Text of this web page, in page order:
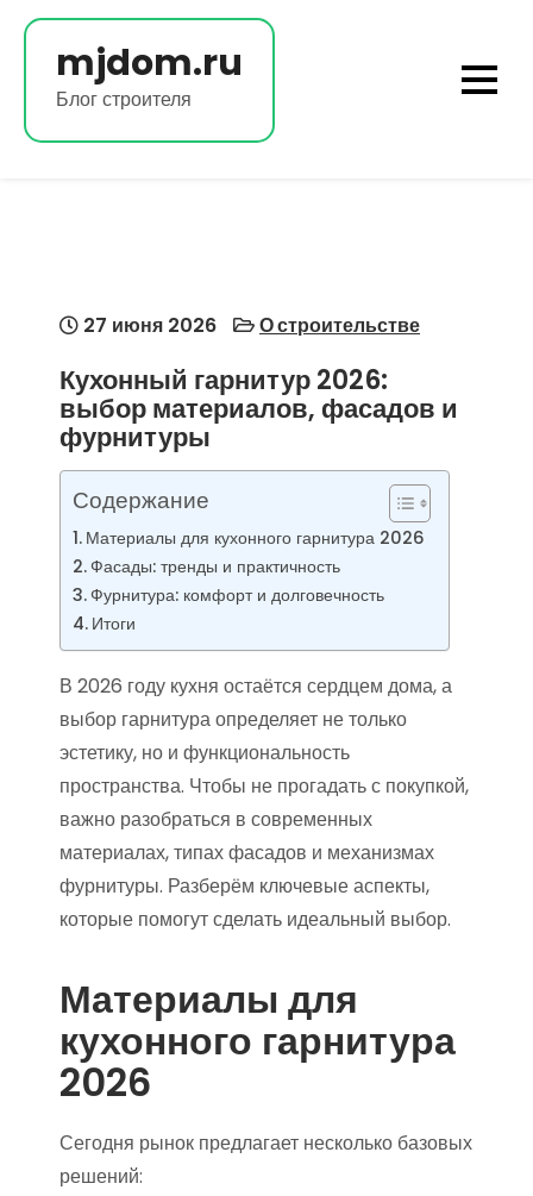
Перейти
содержимомуmjdom.ru
Блог строителя
27 июня 2026 О строительстве
Кухонный гарнитур 2026:
выбор материалов, фасадов и
фурнитуры
Содержание
Материалы для кухонного гарнитура 2026
Фасады: тренды и практичность
Фурнитура: комфорт и долговечность
Итоги
В 2026 году кухня остаётся сердцем дома, а
выбор гарнитура определяет не только
эстетику, но и функциональность
пространства. Чтобы не прогадать с покупкой,
важно разобраться в современных
материалах, типах фасадов и механизмах
фурнитуры. Разберём ключевые аспекты,
которые помогут сделать идеальный выбор.
Материалы для
кухонного гарнитура
2026
Сегодня рынок предлагает несколько базовых
решений: